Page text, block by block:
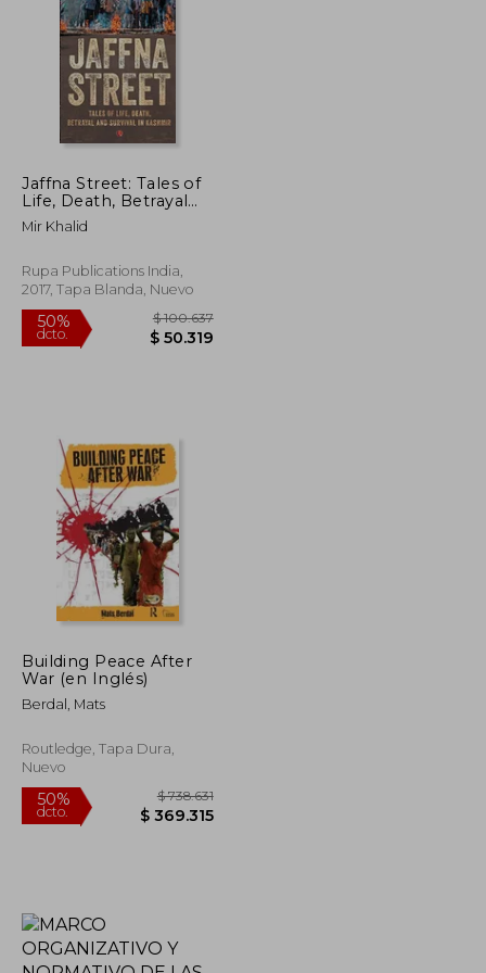
$ 197.241 50%
$ 239.482
$ 119.741
Jaffna Street: Tales of
Life, Death, Betrayal
and Survival in
Kashmir (en Inglés)
Mir Khalid
Rupa Publications India,
2017, Tapa Blanda, Nuevo
Building Peace After
War (en Inglés)
Berdal, Mats
Routledge, Tapa Dura,
Nuevo